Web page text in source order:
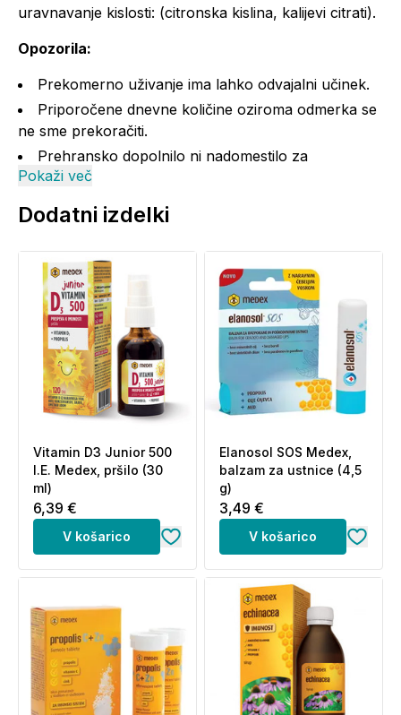
uravnavanje kislosti: (citronska kislina, kalijevi citrati).
Opozorila:
Prekomerno uživanje ima lahko odvajalni učinek.
Priporočene dnevne količine oziroma odmerka se
ne sme prekoračiti.
Prehransko dopolnilo ni nadomestilo za
uravnoteženo in raznovrstno prehrano ter zdrav
Shranjevati nedosegljivo otrokom!
Zaradi sestavin naravnega izvora so možna
manjša odstopanja v videzu izdelka.
Shranjujte v temnem in suhem prostoru pri
temperaturi do 25°C.
Proizvajalec:Medex d.o.o., Slovenija.
Pokaži več
Dodatni izdelki
Vitamin D3 Junior 500
I.E. Medex, pršilo (30
ml)
6,39 €
V košarico
Elanosol SOS Medex,
balzam za ustnice (4,5
g)
3,49 €
V košarico